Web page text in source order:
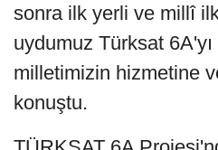
sonra ilk yerli ve millî
uydumuz Türksat
milletimizin hizmetine
konuştu.